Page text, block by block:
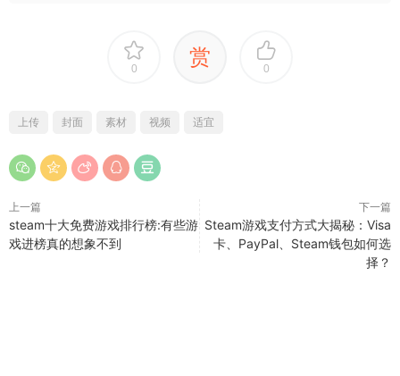
0 赏 0
上传 封面 素材 视频 适宜
上一篇
steam十大免费游戏排行榜:有些游
戏进榜真的想象不到
下一篇
Steam游戏支付方式大揭秘：Visa
卡、PayPal、Steam钱包如何选
择？